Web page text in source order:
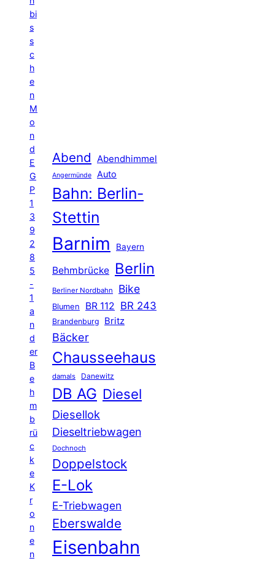
bi
s
s
c
h
e
n
M
o
n
d
E
G
P
1
3
9
2
8
5
-
1
a
n
d
er
B
e
h
m
b
rü
c
k
e
K
r
o
n
e
n
Abend Abendhimmel
Angermünde Auto
Bahn: Berlin-
Stettin
Barnim Bayern
Behmbrücke Berlin
Berliner Nordbahn Bike
Blumen BR 112 BR 243
Brandenburg Britz
Bäcker
Chausseehaus
damals Danewitz
DB AG Diesel
Diesellok
Dieseltriebwagen
Dochnoch
Doppelstock
E-Lok
E-Triebwagen
Eberswalde
Eisenbahn